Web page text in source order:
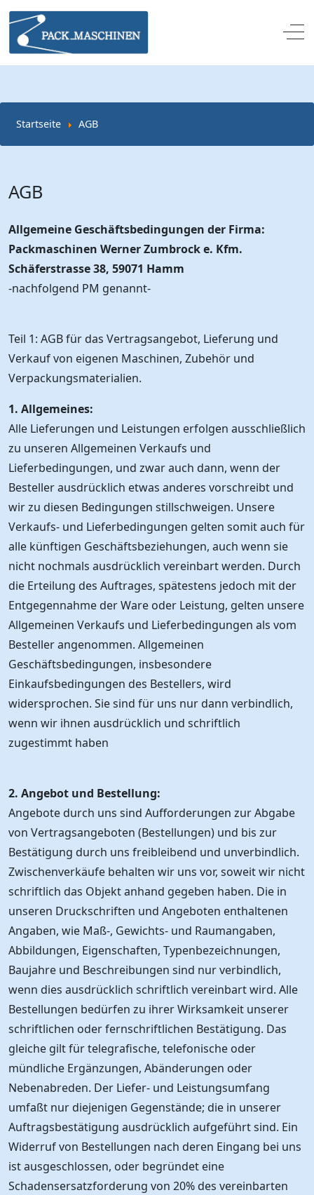
Startseite AGB
AGB
Allgemeine Geschäftsbedingungen der Firma:
Packmaschinen Werner Zumbrock e. Kfm.
Schäferstrasse 38, 59071 Hamm
-nachfolgend PM genannt-
Teil 1: AGB für das Vertragsangebot, Lieferung und
Verkauf von eigenen Maschinen, Zubehör und
Verpackungsmaterialien.
1. Allgemeines:
Alle Lieferungen und Leistungen erfolgen ausschließlich
zu unseren Allgemeinen Verkaufs und
Lieferbedingungen, und zwar auch dann, wenn der
Besteller ausdrücklich etwas anderes vorschreibt und
wir zu diesen Bedingungen stillschweigen. Unsere
Verkaufs- und Lieferbedingungen gelten somit auch für
alle künftigen Geschäftsbeziehungen, auch wenn sie
nicht nochmals ausdrücklich vereinbart werden. Durch
die Erteilung des Auftrages, spätestens jedoch mit der
Entgegennahme der Ware oder Leistung, gelten unsere
Allgemeinen Verkaufs und Lieferbedingungen als vom
Besteller angenommen. Allgemeinen
Geschäftsbedingungen, insbesondere
Einkaufsbedingungen des Bestellers, wird
widersprochen. Sie sind für uns nur dann verbindlich,
wenn wir ihnen ausdrücklich und schriftlich
zugestimmt haben
2. Angebot und Bestellung:
Angebote durch uns sind Aufforderungen zur Abgabe
von Vertragsangeboten (Bestellungen) und bis zur
Bestätigung durch uns freibleibend und unverbindlich.
Zwischenverkäufe behalten wir uns vor, soweit wir nicht
schriftlich das Objekt anhand gegeben haben. Die in
unseren Druckschriften und Angeboten enthaltenen
Angaben, wie Maß-, Gewichts- und Raumangaben,
Abbildungen, Eigenschaften, Typenbezeichnungen,
Baujahre und Beschreibungen sind nur verbindlich,
wenn dies ausdrücklich schriftlich vereinbart wird. Alle
Bestellungen bedürfen zu ihrer Wirksamkeit unserer
schriftlichen oder fernschriftlichen Bestätigung. Das
gleiche gilt für telegrafische, telefonische oder
mündliche Ergänzungen, Abänderungen oder
Nebenabreden. Der Liefer- und Leistungsumfang
umfaßt nur diejenigen Gegenstände; die in unserer
Auftragsbestätigung ausdrücklich aufgeführt sind. Ein
Widerruf von Bestellungen nach deren Eingang bei uns
ist ausgeschlossen, oder begründet eine
Schadensersatzforderung von 20% des vereinbarten